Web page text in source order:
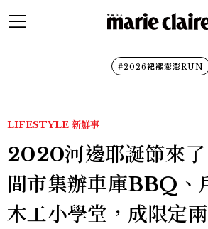
#2026裙襬澎澎RUN
LIFESTYLE 新鮮事
2020河邊耶誕節來
間市集辦車庫BBQ、
木工小學堂，成限定